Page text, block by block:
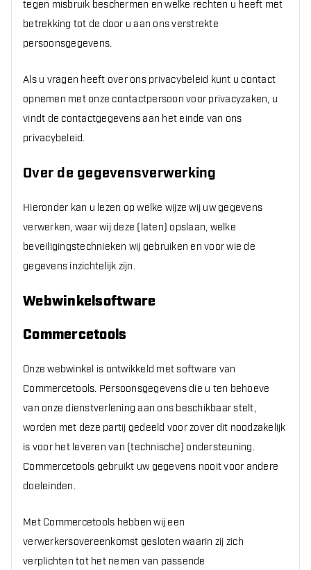
tegen misbruik beschermen en welke rechten u heeft met
betrekking tot de door u aan ons verstrekte
persoonsgegevens.
Als u vragen heeft over ons privacybeleid kunt u contact
opnemen met onze contactpersoon voor privacyzaken, u
vindt de contactgegevens aan het einde van ons
privacybeleid.
Over de gegevensverwerking
Hieronder kan u lezen op welke wijze wij uw gegevens
verwerken, waar wij deze (laten) opslaan, welke
beveiligingstechnieken wij gebruiken en voor wie de
gegevens inzichtelijk zijn.
Webwinkelsoftware
Commercetools
Onze webwinkel is ontwikkeld met software van
Commercetools. Persoonsgegevens die u ten behoeve
van onze dienstverlening aan ons beschikbaar stelt,
worden met deze partij gedeeld voor zover dit noodzakelijk
is voor het leveren van (technische) ondersteuning.
Commercetools gebruikt uw gegevens nooit voor andere
doeleinden.
Met Commercetools hebben wij een
verwerkersovereenkomst gesloten waarin zij zich
verplichten tot het nemen van passende